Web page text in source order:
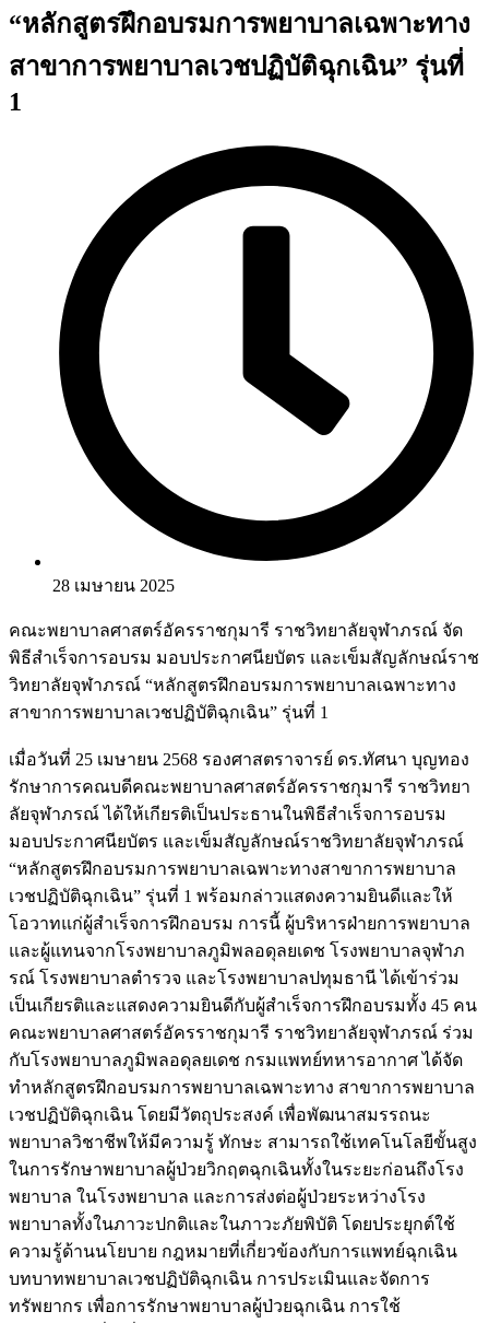
“หลักสูตรฝึกอบรมการพยาบาลเฉพาะทาง
สาขาการพยาบาลเวชปฏิบัติฉุกเฉิน” รุ่นที่
1
28 เมษายน 2025
คณะพยาบาลศาสตร์อัครราชกุมารี ราชวิทยาลัยจุฬาภรณ์ จัด
พิธีสำเร็จการอบรม มอบประกาศนียบัตร และเข็มสัญลักษณ์ราช
วิทยาลัยจุฬาภรณ์ “หลักสูตรฝึกอบรมการพยาบาลเฉพาะทาง
สาขาการพยาบาลเวชปฏิบัติฉุกเฉิน” รุ่นที่ 1
เมื่อวันที่ 25 เมษายน 2568 รองศาสตราจารย์ ดร.ทัศนา บุญทอง
รักษาการคณบดีคณะพยาบาลศาสตร์อัครราชกุมารี ราชวิทยา
ลัยจุฬาภรณ์ ได้ให้เกียรติเป็นประธานในพิธีสำเร็จการอบรม
มอบประกาศนียบัตร และเข็มสัญลักษณ์ราชวิทยาลัยจุฬาภรณ์
“หลักสูตรฝึกอบรมการพยาบาลเฉพาะทางสาขาการพยาบาล
เวชปฏิบัติฉุกเฉิน” รุ่นที่ 1 พร้อมกล่าวแสดงความยินดีและให้
โอวาทแก่ผู้สำเร็จการฝึกอบรม การนี้ ผู้บริหารฝ่ายการพยาบาล
และผู้แทนจากโรงพยาบาลภูมิพลอดุลยเดช โรงพยาบาลจุฬาภ
รณ์ โรงพยาบาลตำรวจ และโรงพยาบาลปทุมธานี ได้เข้าร่วม
เป็นเกียรติและแสดงความยินดีกับผู้สำเร็จการฝึกอบรมทั้ง 45 คน
คณะพยาบาลศาสตร์อัครราชกุมารี ราชวิทยาลัยจุฬาภรณ์ ร่วม
กับโรงพยาบาลภูมิพลอดุลยเดช กรมแพทย์ทหารอากาศ ได้จัด
ทำหลักสูตรฝึกอบรมการพยาบาลเฉพาะทาง สาขาการพยาบาล
เวชปฏิบัติฉุกเฉิน โดยมีวัตถุประสงค์ เพื่อพัฒนาสมรรถนะ
พยาบาลวิชาชีพให้มีความรู้ ทักษะ สามารถใช้เทคโนโลยีขั้นสูง
ในการรักษาพยาบาลผู้ป่วยวิกฤตฉุกเฉินทั้งในระยะก่อนถึงโรง
พยาบาล ในโรงพยาบาล และการส่งต่อผู้ป่วยระหว่างโรง
พยาบาลทั้งในภาวะปกติและในภาวะภัยพิบัติ โดยประยุกต์ใช้
ความรู้ด้านนโยบาย กฎหมายที่เกี่ยวข้องกับการแพทย์ฉุกเฉิน
บทบาทพยาบาลเวชปฏิบัติฉุกเฉิน การประเมินและจัดการ
ทรัพยากร เพื่อการรักษาพยาบาลผู้ป่วยฉุกเฉิน การใช้